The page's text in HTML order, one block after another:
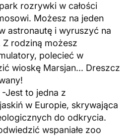
rozrywki w całości
Możesz na jeden
astronautę i wyruszyć na
Z rodziną możesz
polecieć w
wioskę Marsjan... Dreszcz
-Jest to jedna z
w Europie, skrywająca
do odkrycia.
wspaniałe zoo